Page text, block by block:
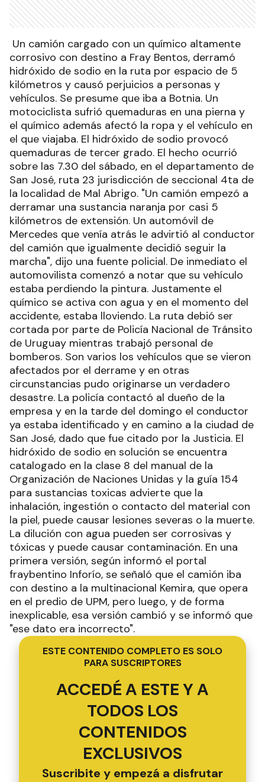
Un camión cargado con un químico altamente
corrosivo con destino a Fray Bentos, derramó
hidróxido de sodio en la ruta por espacio de 5
kilómetros y causó perjuicios a personas y
vehículos. Se presume que iba a Botnia. Un
motociclista sufrió quemaduras en una pierna y
el químico además afectó la ropa y el vehículo en
el que viajaba. El hidróxido de sodio provocó
quemaduras de tercer grado. El hecho ocurrió
sobre las 7.30 del sábado, en el departamento de
San José, ruta 23 jurisdicción de seccional 4ta de
la localidad de Mal Abrigo. "Un camión empezó a
derramar una sustancia naranja por casi 5
kilómetros de extensión. Un automóvil de
Mercedes que venía atrás le advirtió al conductor
del camión que igualmente decidió seguir la
marcha", dijo una fuente policial. De inmediato el
automovilista comenzó a notar que su vehículo
estaba perdiendo la pintura. Justamente el
químico se activa con agua y en el momento del
accidente, estaba lloviendo. La ruta debió ser
cortada por parte de Policía Nacional de Tránsito
de Uruguay mientras trabajó personal de
bomberos. Son varios los vehículos que se vieron
afectados por el derrame y en otras
circunstancias pudo originarse un verdadero
desastre. La policía contactó al dueño de la
empresa y en la tarde del domingo el conductor
ya estaba identificado y en camino a la ciudad de
San José, dado que fue citado por la Justicia. El
hidróxido de sodio en solución se encuentra
catalogado en la clase 8 del manual de la
Organización de Naciones Unidas y la guía 154
para sustancias toxicas advierte que la
inhalación, ingestión o contacto del material con
la piel, puede causar lesiones severas o la muerte.
La dilución con agua pueden ser corrosivas y
tóxicas y puede causar contaminación. En una
primera versión, según informó el portal
fraybentino Inforío, se señaló que el camión iba
con destino a la multinacional Kemira, que opera
en el predio de UPM, pero luego, y de forma
inexplicable, esa versión cambió y se informó que
"ese dato era incorrecto".
ESTE CONTENIDO COMPLETO ES SOLO
PARA SUSCRIPTORES
ACCEDÉ A ESTE Y A
TODOS LOS
CONTENIDOS
EXCLUSIVOS
Suscribite y empezá a disfrutar